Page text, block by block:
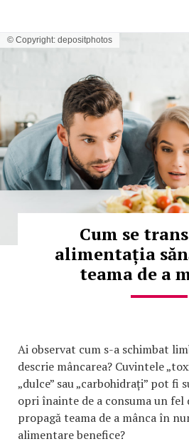
© Copyright: depositphotos
Cum se
alimentația
teama de a
Ai observat cum s-a schimbat
descrie mâncarea? Cuvintele
„dulce” sau „carbohidrați” pot fi
opri înainte de a consuma un fel
propagă teama de a mânca în
alimentare benefice?